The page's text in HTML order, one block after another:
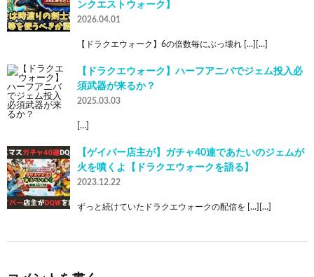
ンクエストウォーク】
2026.04.01
【ドラクエウォーク】6の倍数毎にぶっ壊れ […][…]
【ドラクエウォーク】ハーフアニバでジェム投入必
須武器が来るか？
2025.03.03
[…]
【ゲイバー店主が】ガチャ40連であたいのジェムが
火を噴くよ【ドラクエウォークを語る】
2023.12.22
ずっと続けていたドラクエウォークの配信を […][…]